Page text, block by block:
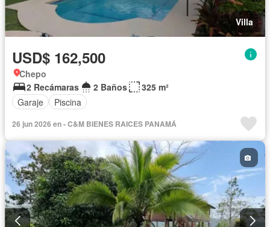
Villa
USD$ 162,500
Chepo
2 Recámaras
2 Baños
325 m²
Garaje
Piscina
26 jun 2026 en - C&M BIENES RAICES PANAMÁ